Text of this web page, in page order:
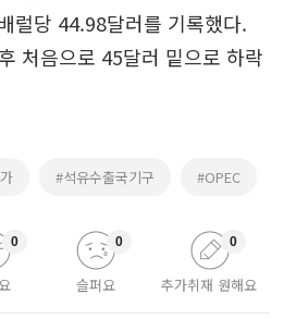
럴당 44.98달러를 기록했다.
처음으로 45달러 밑으로 하락
#석유수출국기구 #OPEC
0
슬퍼요
0
추가취재 원해요
0